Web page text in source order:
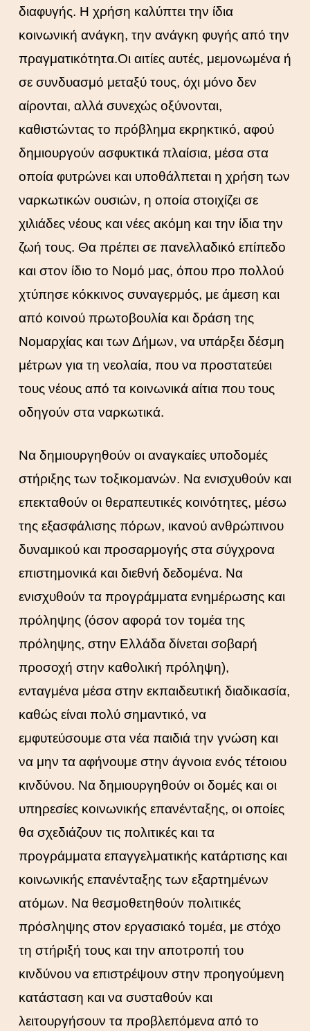
διαφυγής. Η χρήση καλύπτει την ίδια
κοινωνική ανάγκη, την ανάγκη φυγής από την
πραγματικότητα.Οι αιτίες αυτές, μεμονωμένα ή
σε συνδυασμό μεταξύ τους, όχι μόνο δεν
αίρονται, αλλά συνεχώς οξύνονται,
καθιστώντας το πρόβλημα εκρηκτικό, αφού
δημιουργούν ασφυκτικά πλαίσια, μέσα στα
οποία φυτρώνει και υποθάλπεται η χρήση των
ναρκωτικών ουσιών, η οποία στοιχίζει σε
χιλιάδες νέους και νέες ακόμη και την ίδια την
ζωή τους. Θα πρέπει σε πανελλαδικό επίπεδο
και στον ίδιο το Νομό μας, όπου προ πολλού
χτύπησε κόκκινος συναγερμός, με άμεση και
από κοινού πρωτοβουλία και δράση της
Νομαρχίας και των Δήμων, να υπάρξει δέσμη
μέτρων για τη νεολαία, που να προστατεύει
τους νέους από τα κοινωνικά αίτια που τους
οδηγούν στα ναρκωτικά.
Να δημιουργηθούν οι αναγκαίες υποδομές
στήριξης των τοξικομανών. Να ενισχυθούν και
επεκταθούν οι θεραπευτικές κοινότητες, μέσω
της εξασφάλισης πόρων, ικανού ανθρώπινου
δυναμικού και προσαρμογής στα σύγχρονα
επιστημονικά και διεθνή δεδομένα. Να
ενισχυθούν τα προγράμματα ενημέρωσης και
πρόληψης (όσον αφορά τον τομέα της
πρόληψης, στην Ελλάδα δίνεται σοβαρή
προσοχή στην καθολική πρόληψη),
ενταγμένα μέσα στην εκπαιδευτική διαδικασία,
καθώς είναι πολύ σημαντικό, να
εμφυτεύσουμε στα νέα παιδιά την γνώση και
να μην τα αφήνουμε στην άγνοια ενός τέτοιου
κινδύνου. Να δημιουργηθούν οι δομές και οι
υπηρεσίες κοινωνικής επανένταξης, οι οποίες
θα σχεδιάζουν τις πολιτικές και τα
προγράμματα επαγγελματικής κατάρτισης και
κοινωνικής επανένταξης των εξαρτημένων
ατόμων. Να θεσμοθετηθούν πολιτικές
πρόσληψης στον εργασιακό τομέα, με στόχο
τη στήριξή τους και την αποτροπή του
κινδύνου να επιστρέψουν στην προηγούμενη
κατάσταση και να συσταθούν και
λειτουργήσουν τα προβλεπόμενα από το